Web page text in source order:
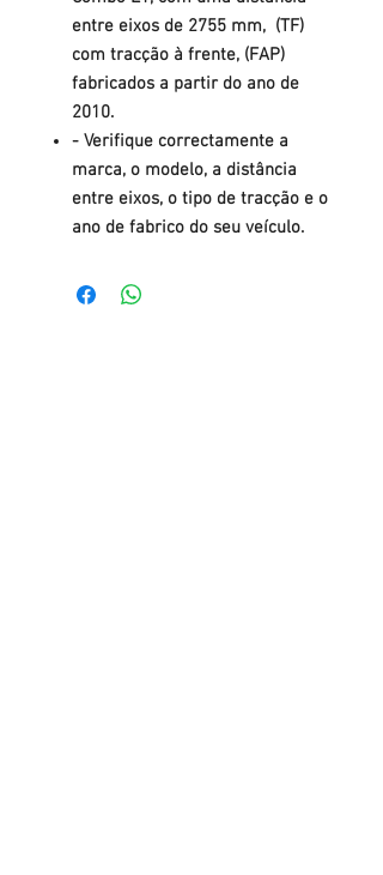
entre eixos de 2755 mm, (TF)
com tracção à frente, (FAP)
fabricados a partir do ano de
2010.
- Verifique correctamente a
marca, o modelo, a distância
entre eixos, o tipo de tracção e o
ano de fabrico do seu veículo.